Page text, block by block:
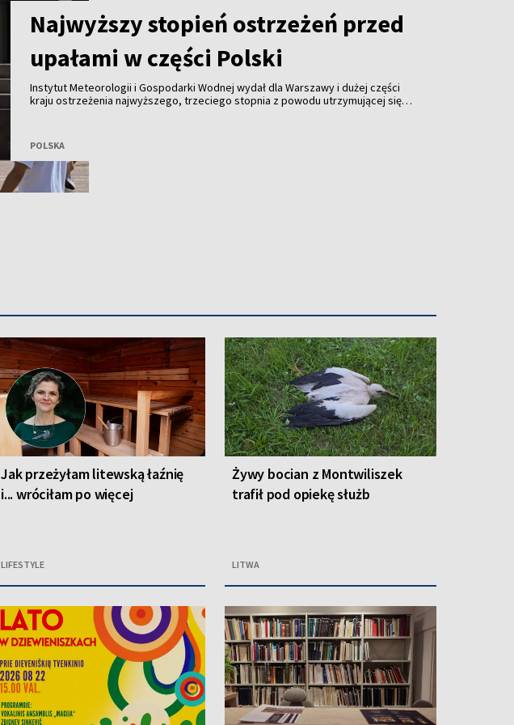
Najwyższy stopień ostrzeżeń przed
upałami w części Polski
Instytut Meteorologii i Gospodarki Wodnej wydał dla Warszawy i dużej części
kraju ostrzeżenia najwyższego, trzeciego stopnia z powodu utrzymującej się
POLSKA
Jak przeżyłam litewską łaźnię
i... wróciłam po więcej
LIFESTYLE
Żywy bocian z Montwiliszek
trafił pod opiekę służb
LITWA